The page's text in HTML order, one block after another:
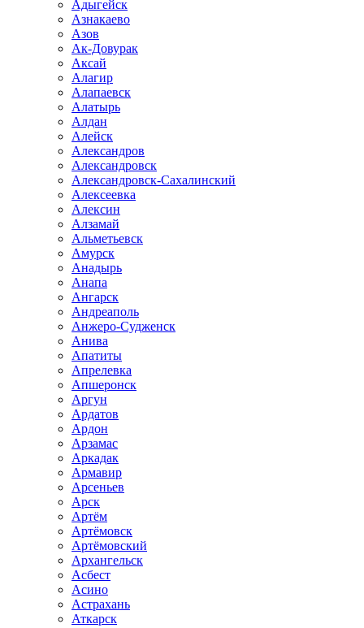
Адыгейск
Азнакаево
Азов
Ак-Довурак
Аксай
Алагир
Алапаевск
Алатырь
Алдан
Алейск
Александров
Александровск
Александровск-Сахалинский
Алексеевка
Алексин
Алзамай
Альметьевск
Амурск
Анадырь
Анапа
Ангарск
Андреаполь
Анжеро-Судженск
Анива
Апатиты
Апрелевка
Апшеронск
Аргун
Ардатов
Ардон
Арзамас
Аркадак
Армавир
Арсеньев
Арск
Артём
Артёмовск
Артёмовский
Архангельск
Асбест
Асино
Астрахань
Аткарск